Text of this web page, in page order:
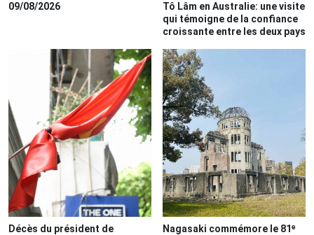
09/08/2026
Tô Lâm en Australie: une visite
qui témoigne de la confiance
croissante entre les deux pays
Décès du président de
Nagasaki commémore le 81ᵉ